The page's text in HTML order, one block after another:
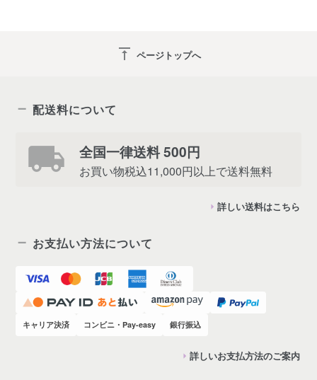
vertical_align_top ページトップへ
配送料について
全国一律送料 500円
お買い物税込11,000円以上で送料無料
詳しい送料はこちら
お支払い方法について
キャリア決済 コンビニ・Pay-easy 銀行振込
詳しいお支払方法のご案内